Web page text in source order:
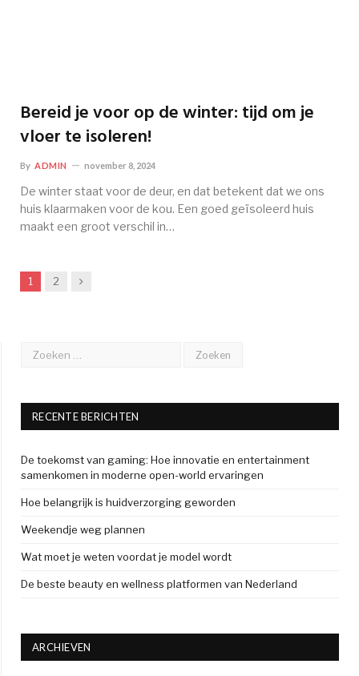
Bereid je voor op de winter: tijd om je
vloer te isoleren!
By ADMIN november 8, 2024
De winter staat voor de deur, en dat betekent dat we ons
huis klaarmaken voor de kou. Een goed geïsoleerd huis
maakt een groot verschil in…
1 2 Next
RECENTE BERICHTEN
De toekomst van gaming: Hoe innovatie en entertainment
samenkomen in moderne open-world ervaringen
Hoe belangrijk is huidverzorging geworden
Weekendje weg plannen
Wat moet je weten voordat je model wordt
De beste beauty en wellness platformen van Nederland
ARCHIEVEN